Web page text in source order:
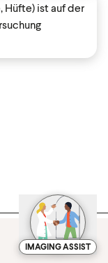
Hüfte) ist auf der
IMAGING ASSIST